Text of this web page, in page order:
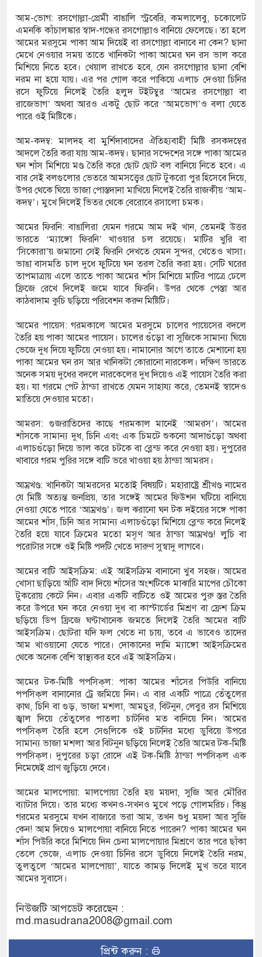
আম-ভোগ: রসগোল্লা-প্রেমী বাঙালি স্ট্রবেরি, কমলালেবু, চকোলেট
এমনকি কাঁচালঙ্কার স্বাদ-গন্ধের রসগোল্লাও বানিয়ে ফেলেছে। তা হলে
আমের মরসুমে পাকা আম দিয়েই বা রসগোল্লা বানাবে না কেন? ছানা
মেখে নেওয়ার সময় তাতে খানিকটা পাকা আমের ঘন রস ভাল করে
মিশিয়ে নিতে হবে। খেয়াল রাখতে হবে, যেন রসগোল্লার ছানা বেশি
নরম না হয়ে যায়। এর পর গোল করে পাকিয়ে এলাচ দেওয়া চিনির
রসে ফুটিয়ে নিলেই তৈরি হলুদ টইটম্বুর ‘আমের রসগোল্লা বা
রাজেভাগ’ অথবা আরও একটু ছোট করে ‘আমভোগ’ও বলা যেতে
পারে ওই মিষ্টিকে।
আম-কদম্ব: মালদহ বা মুর্শিদাবাদের ঐতিহ্যবাহী মিষ্টি রসকদম্বের
আদলে তৈরি করা যায় আম-কদম্ব। ছানার সন্দেশের সঙ্গে পাকা আমের
ঘন শাঁস মিশিয়ে মণ্ড তৈরি করে ছোট ছোট বল বানিয়ে নিতে হবে। এ
বার সেই বলগুলোর ভেতরে আমসত্ত্বের ছোট টুকরো পুর হিসেবে দিয়ে,
উপর থেকে ঘিয়ে ভাজা পোস্তদানা মাখিয়ে নিলেই তৈরি রাজকীয় ‘আম-
কদম্ব’। মুখে দিলেই ভিতর থেকে বেরোবে রসালো চমক।
আমের ফিরনি: বাঙালিরা যেমন গরমে আম দই খান, তেমনই উত্তর
ভারতে ‘ম্যাঙ্গো ফিরনি’ খাওয়ার চল রয়েছে। মাটির খুরি বা
‘সিকোরা’য় জমানো সেই ফিরনি দেখতে যেমন সুন্দর, খেতেও খাসা।
ভাঙা বাসমতি চাল দুধে ফুটিয়ে ঘন তরল তৈরি করা হয়। সেটি ঘরের
তাপমাত্রায় এলে তাতে পাকা আমের শাঁস মিশিয়ে মাটির পাত্রে ঢেলে
ফ্রিজে রেখে দিলেই জমে যাবে ফিরনি। উপর থেকে পেস্তা আর
কাঠবাদাম কুচি ছড়িয়ে পরিবেশন করুন মিষ্টিটি।
আমের পায়েস: গরমকালে আমের মরসুমে চালের পায়েসের বদলে
তৈরি হয় পাকা আমের পায়েস। চালের গুঁড়ো বা সুজিকে সামান্য ঘিয়ে
ভেজে দুধ দিয়ে ফুটিয়ে নেওয়া হয়। নামানোর আগে তাতে মেশানো হয়
পাকা আমের ঘন রস আর খানিকটা কোরানো নারকেল। দক্ষিণ ভারতে
অনেক সময় দুধের বদলে নারকেলের দুধ দিয়েও এই পায়েস তৈরি করা
হয়। যা গরমে পেট ঠান্ডা রাখতে যেমন সাহায্য করে, তেমনই স্বাদেও
মাতিয়ে দেওয়ার মতো।
আমরস: গুজরাতিদের কাছে গরমকাল মানেই ‘আমরস’। আমের
শাঁসকে সামান্য দুধ, চিনি এবং এক চিমটে শুকনো আদাগুঁড়ো অথবা
এলাচগুঁড়ো দিয়ে ভাল করে চটকে বা ব্লেন্ড করে নেওয়া হয়। দুপুরের
খাবারে গরম পুরির সঙ্গে বাটি ভরে খাওয়া হয় ঠান্ডা আমরস।
আম্রখণ্ড: খানিকটা আমরসের মতোই বিষয়টি। মহারাষ্ট্রে শ্রীখণ্ড নামের
যে মিষ্টি অত্যন্ত জনপ্রিয়, তার সঙ্গেই আমের ফিউশন ঘটিয়ে বানিয়ে
নেওয়া যেতে পারে ‘আম্রখণ্ড’। জল ঝরানো ঘন টক দইয়ের সঙ্গে পাকা
আমের শাঁস, চিনি আর সামান্য এলাচগুঁড়ো মিশিয়ে ব্লেন্ড করে নিলেই
তৈরি হয়ে যাবে ক্রিমের মতো মসৃণ আর ঠান্ডা আম্রখণ্ড! লুচি বা
পরোটার সঙ্গে ওই মিষ্টি পদটি খেতে দারুণ সুস্বাদু লাগবে।
আমের বাটি আইসক্রিম: এই আইসক্রিম বানানো খুব সহজ। আমের
খোসা ছাড়িয়ে আঁটি বাদ দিয়ে শাঁসের অংশটিকে মাঝারি মাপের চৌকো
টুকরোয় কেটে নিন। এবার একটি বাটিতে ওই আমের পুরু স্তর তৈরি
করে উপরে ঘন করে নেওয়া দুধ বা কাস্টার্ডের মিশ্রণ বা ফ্রেশ ক্রিম
ছড়িয়ে ডিপ ফ্রিজে ঘণ্টাখানেক জমতে দিলেই তৈরি আমের বাটি
আইসক্রিম। ছোটরা যদি ফল খেতে না চায়, তবে এ ভাবেও তাদের
আম খাওয়ানো যেতে পারে। দোকানের দামি ম্যাঙ্গো আইসক্রিমের
থেকে অনেক বেশি স্বাস্থ্যকর হবে এই আইসক্রিম।
আমের টক-মিষ্টি পপসিক্‌ল: পাকা আমের শাঁসের পিউরি বানিয়ে
পপসিক্‌ল বানানোর ট্রে জমিয়ে নিন। এ বার একটি পাত্রে তেঁতুলের
ক্বাথ, চিনি বা গুড়, ভাজা মশলা, আমচুর, বিটনুন, লেবুর রস মিশিয়ে
জ্বাল দিয়ে তেঁতুলের পাতলা চাটনির মত বানিয়ে নিন। আমের
পপসিক্‌ল তৈরি হলে সেগুলিকে ওই চাটনির মধ্যে ডুবিয়ে উপরে
সামান্য ভাজা মশলা আর বিটনুন ছড়িয়ে নিলেই তৈরি আমের টক-মিষ্টি
পপসিক্‌ল। দুপুরের চড়া রোদে এই টক-মিষ্টি ঠান্ডা পপসিক্‌ল এক
নিমেষেই প্রাণ জুড়িয়ে দেবে।
আমের মালপোয়া: মালপোয়া তৈরি হয় ময়দা, সুজি আর মৌরির
ব্যাটার দিয়ে। তার মধ্যে কখনও-সখনও মুখে পড়ে গোলমরিচ। কিন্তু
গরমের মরসুমে যখন বাজারে ভরা আম, তখন শুধু ময়দা আর সুজি
কেন! আম দিয়েও মালপোয়া বানিয়ে নিতে পারেন? পাকা আমের ঘন
শাঁস পিউরি করে মিশিয়ে দিন চেনা মালপোয়ার মিশ্রণে তার পরে ছাঁকা
তেলে ভেজে, এলাচ দেওয়া চিনির রসে ডুবিয়ে নিলেই তৈরি নরম,
তুলতুলে ‘আমের মালপোয়া’, যাতে কামড় দিলেই মুখ ভরে যাবে
আমের সুবাসে।
নিউজটি আপডেট করেছেন :
md.masudrana2008@gmail.com
প্রিন্ট করুন :